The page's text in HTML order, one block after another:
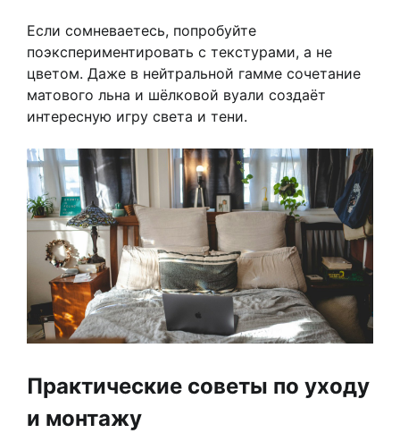
Если сомневаетесь, попробуйте
поэкспериментировать с текстурами, а не
цветом. Даже в нейтральной гамме сочетание
матового льна и шёлковой вуали создаёт
интересную игру света и тени.
Практические советы по уходу
и монтажу